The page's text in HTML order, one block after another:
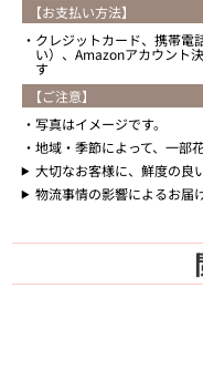
【お支払い方法】
クレジットカード、携帯電
い）、Amazonアカウント
す
【ご注意】
写真はイメージです。
地域・季節によって、一部
大切なお客様に、鮮度の良
物流事情の影響によるお届